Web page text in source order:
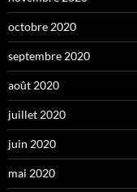
octobre 2020
septembre 2020
août 2020
juillet 2020
juin 2020
mai 2020